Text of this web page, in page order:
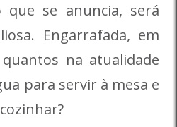
que se anuncia, será
Engarrafada, em
na atualidade
para servir à mesa e